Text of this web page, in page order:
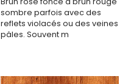
sombre parfois avec des
reflets violacés ou des veines
pâles. Souvent m